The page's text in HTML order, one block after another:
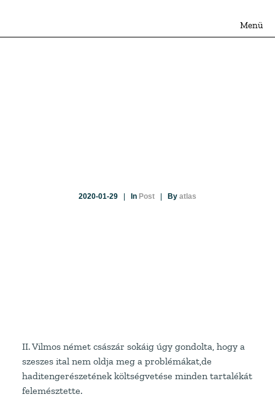
2020-01-29 In Post By atlas
II. Vilmos német császár sokáig úgy gondolta, hogy a
szeszes ital nem oldja meg a problémákat,de
haditengerészetének költségvetése minden tartalékát
felemésztette.